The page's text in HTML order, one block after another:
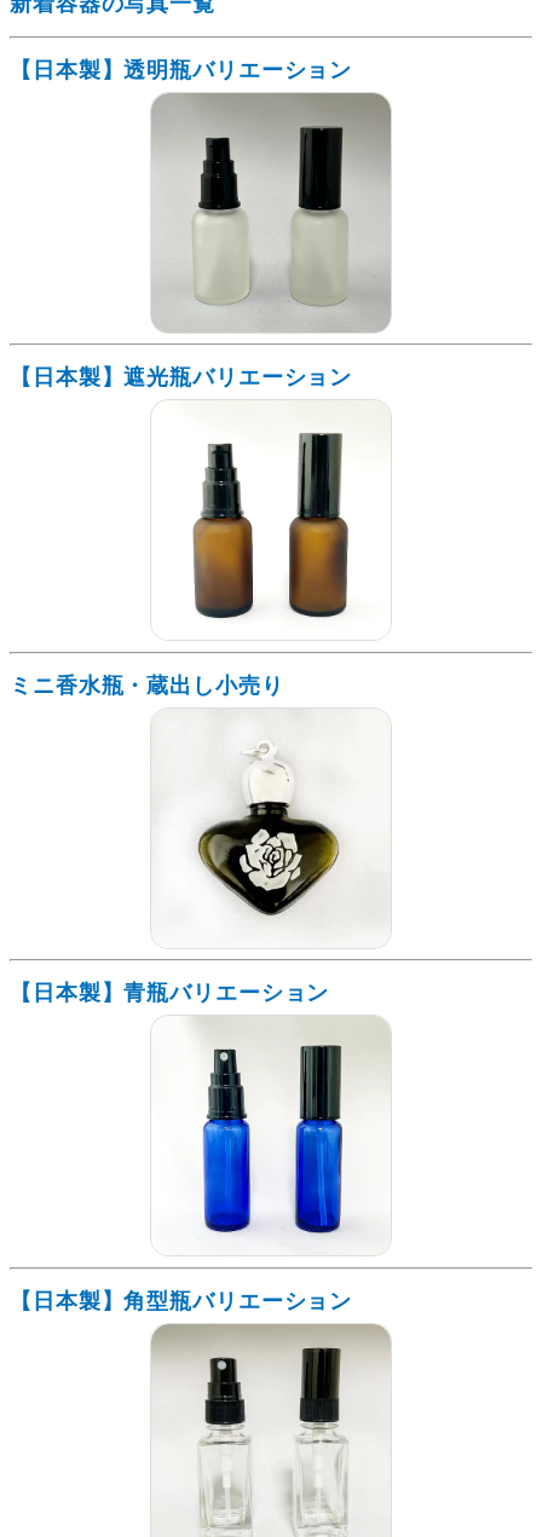
【日本製】透明瓶バリエーション
【日本製】遮光瓶バリエーション
ミニ香水瓶・蔵出し小売り
【日本製】青瓶バリエーション
【日本製】角型瓶バリエーション